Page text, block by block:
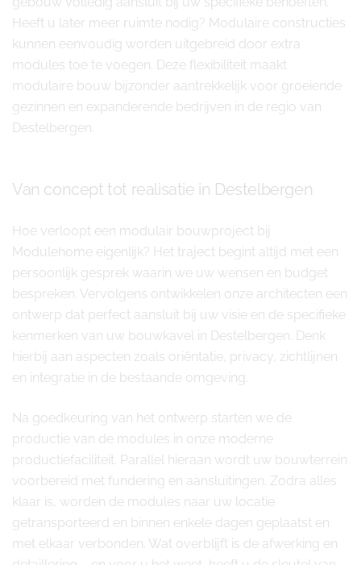
Heeft u later meer ruimte nodig? Modulaire constructies
kunnen eenvoudig worden uitgebreid door extra
modules toe te voegen. Deze flexibiliteit maakt
modulaire bouw bijzonder aantrekkelijk voor groeiende
gezinnen en expanderende bedrijven in de regio van
Destelbergen.
Van concept tot realisatie in Destelbergen
Hoe verloopt een modulair bouwproject bij
Modulehome eigenlijk? Het traject begint altijd met een
persoonlijk gesprek waarin we uw wensen en budget
bespreken. Vervolgens ontwikkelen onze architecten een
ontwerp dat perfect aansluit bij uw visie en de specifieke
kenmerken van uw bouwkavel in Destelbergen. Denk
hierbij aan aspecten zoals oriëntatie, privacy, zichtlijnen
en integratie in de bestaande omgeving.
Na goedkeuring van het ontwerp starten we de
productie van de modules in onze moderne
productiefaciliteit. Parallel hieraan wordt uw bouwterrein
voorbereid met fundering en aansluitingen. Zodra alles
klaar is, worden de modules naar uw locatie
getransporteerd en binnen enkele dagen geplaatst en
met elkaar verbonden. Wat overblijft is de afwerking en